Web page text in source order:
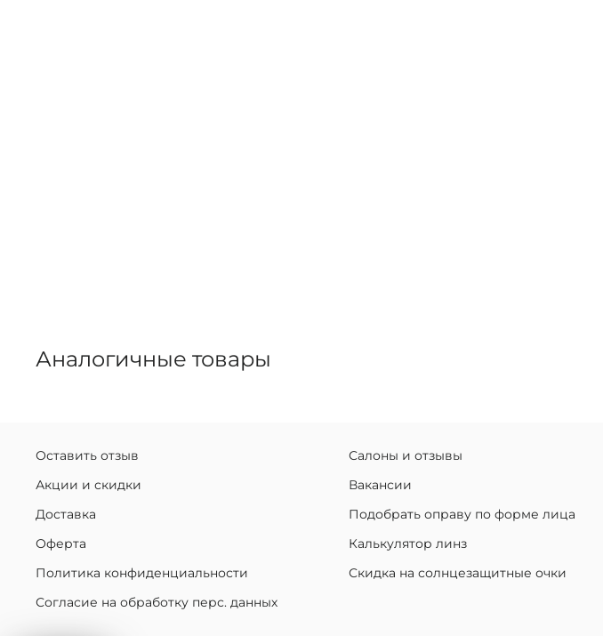
Аналогичные товары
Оставить отзыв
Акции и скидки
Доставка
Оферта
Политика конфиденциальности
Согласие на обработку перс. данных
Салоны и отзывы
Вакансии
Подобрать оправу по форме лица
Калькулятор линз
Скидка на солнцезащитные очки